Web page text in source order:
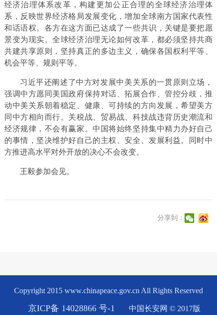
经济治理体系改革，构建更加公正合理的全球经济治理体
系，反映世界经济格局发展变化，增加全球南方国家代表性
和话语权。各方在这方面已达成了一些共识，关键是要把愿
景变为现实。全球经济治理无论如何改革，都必须坚持共商
共建共享原则，坚持真正的多边主义，确保各国权利平等、
机会平等、规则平等。
习近平还阐述了中方对发展中美关系的一贯原则立场，
强调中方愿同美国政府保持对话、拓展合作、管控分歧，推
动中美关系朝着稳定、健康、可持续的方向发展，希望美方
同中方相向而行。关税战、贸易战、科技战违背历史潮流和
经济规律，不会有赢家。中国将始终坚持集中精力办好自己
的事情，坚决维护好自己的主权、安全、发展利益。同时中
方推进高水平对外开放的决心不会改变。
王毅参加会见。
分享到：
Copyright 2015 www.chinapeace.gov.cn All Rights Reserved
京ICP备 14028866 号-1 中国长安网 © 2017版